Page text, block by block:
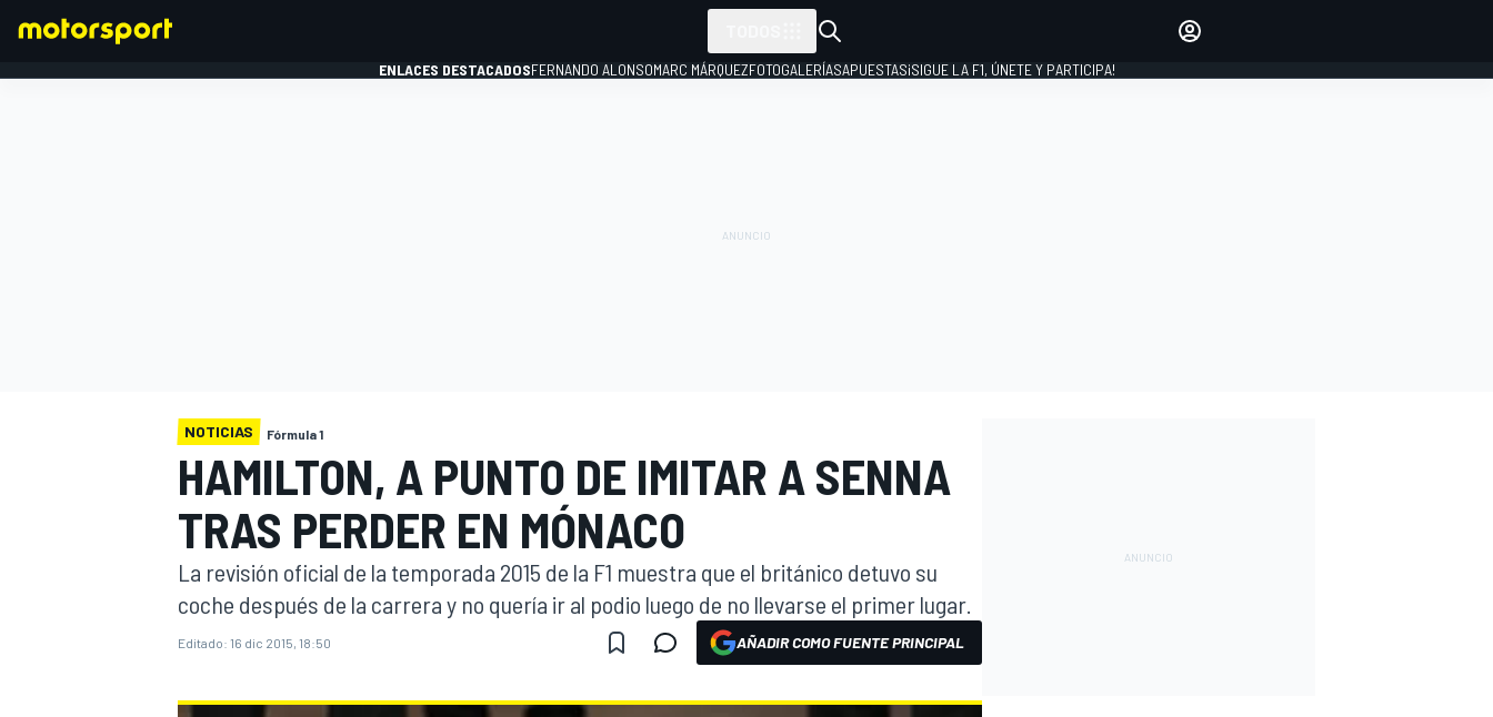
ENLACES DESTACADOSFERNANDO ALONSOMARC MÁRQUEZFOTOGALERÍASAPUESTAS¡SIGUE LA F1, ÚNETE Y PARTICIPA!
NOTICIAS Fórmula 1
HAMILTON, A PUNTO DE IMITAR A SENNA
TRAS PERDER EN MÓNACO
La revisión oficial de la temporada 2015 de la F1 muestra que el británico detuvo su
coche después de la carrera y no quería ir al podio luego de no llevarse el primer lugar.
Editado: 16 dic 2015, 18:50 AÑADIR COMO FUENTE PRINCIPAL